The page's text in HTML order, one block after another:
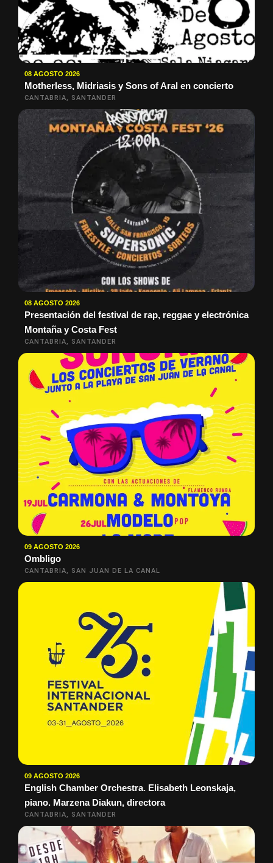
08 AGOSTO 2026
Motherless, Midriasis y Sons of Aral en concierto
CANTABRIA, SANTANDER
08 AGOSTO 2026
Presentación del festival de rap, reggae y electrónica
Montaña y Costa Fest
CANTABRIA, SANTANDER
09 AGOSTO 2026
Ombligo
CANTABRIA, SAN JUAN DE LA CANAL
09 AGOSTO 2026
English Chamber Orchestra. Elisabeth Leonskaja,
piano. Marzena Diakun, directora
CANTABRIA, SANTANDER